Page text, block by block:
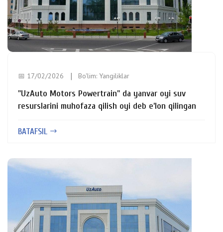
📅 17/02/2026 Bo'lim: Yangiliklar
"UzAuto Motors Powertrain" da yanvar oyi suv
resurslarini muhofaza qilish oyi deb e’lon qilingan
BATAFSIL